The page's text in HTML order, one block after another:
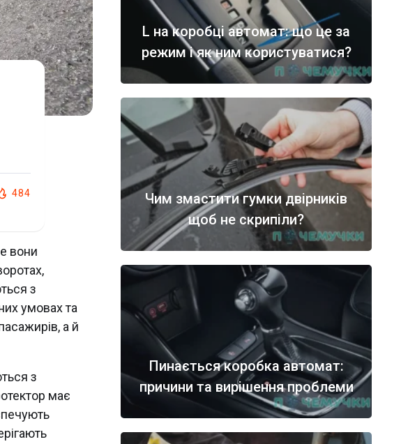
484
вони
з
умовах та
а й
з
має
L на коробці автомат: що це за
режим і як ним користуватися?
Чим змастити гумки двірників
щоб не скрипіли?
Пинається коробка автомат:
причини та вирішення проблеми